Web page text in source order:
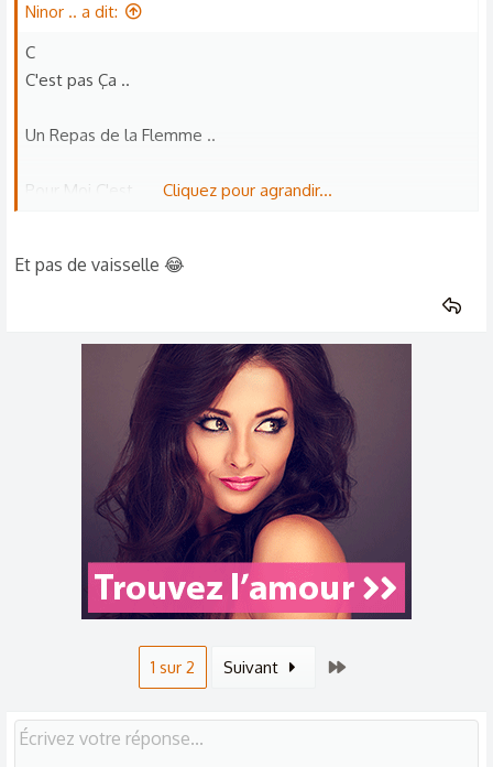
Ninor .. a dit:
C
C'est pas Ça ..
Un Repas de la Flemme ..
Pour Moi C'est ..
Mais Bon Appétit !
Cliquez pour agrandir...
Et pas de vaisselle 😂
1 sur 2 Suivant